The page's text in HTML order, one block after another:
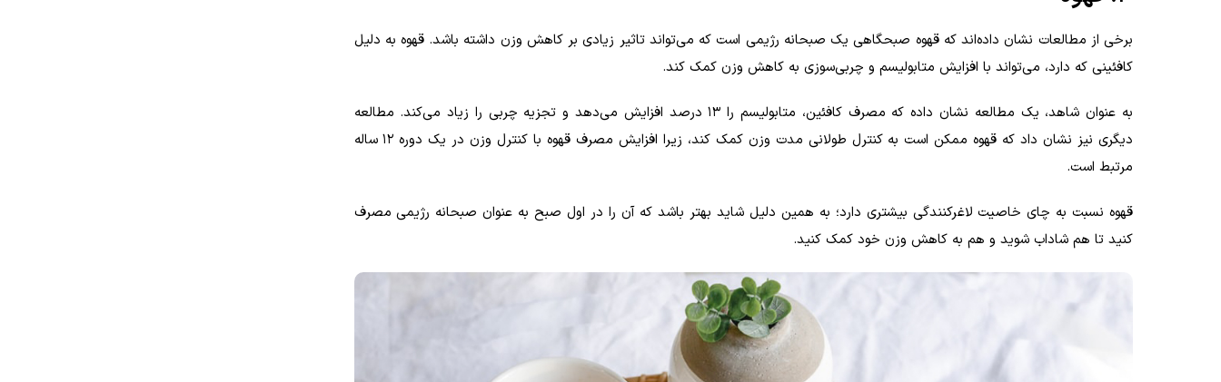
برخی از مطالعات نشان داده‌اند که قهوه صبحگاهی یک صبحانه رژیمی است که می‌تواند تاثیر زیادی بر کاهش وزن داشته باشد. قهوه به دلیل
کافئینی که دارد، می‌تواند با افزایش متابولیسم و چربی‌سوزی به کاهش وزن کمک کند.
به عنوان شاهد، یک مطالعه نشان داده که مصرف کافئین، متابولیسم را 13 درصد افزایش می‌دهد و تجزیه چربی را زیاد می‌کند. مطالعه
دیگری نیز نشان داد که قهوه ممکن است به کنترل طولانی مدت وزن کمک کند، زیرا افزایش مصرف قهوه با کنترل وزن در یک دوره 12 ساله
مرتبط است.
قهوه نسبت به چای خاصیت لاغرکنندگی بیشتری دارد؛ به همین دلیل شاید بهتر باشد که آن را در اول صبح به عنوان صبحانه رژیمی مصرف
کنید تا هم شاداب شوید و هم به کاهش وزن خود کمک کنید.